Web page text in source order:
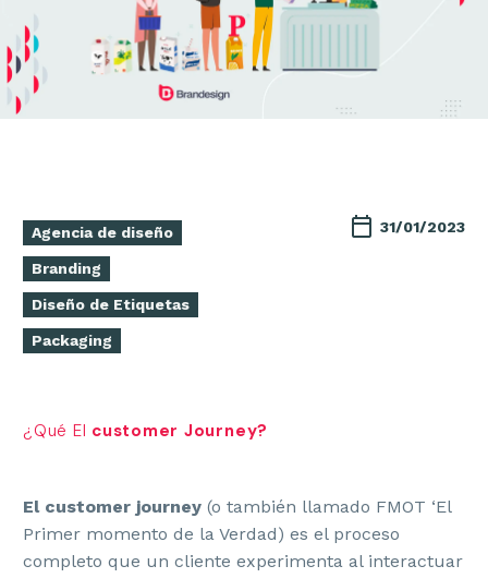
Agencia de diseño
Branding
Diseño de Etiquetas
Packaging
31/01/2023
¿Qué El customer Journey?
El customer journey (o también llamado FMOT ‘El
Primer momento de la Verdad) es el proceso
completo que un cliente experimenta al interactuar